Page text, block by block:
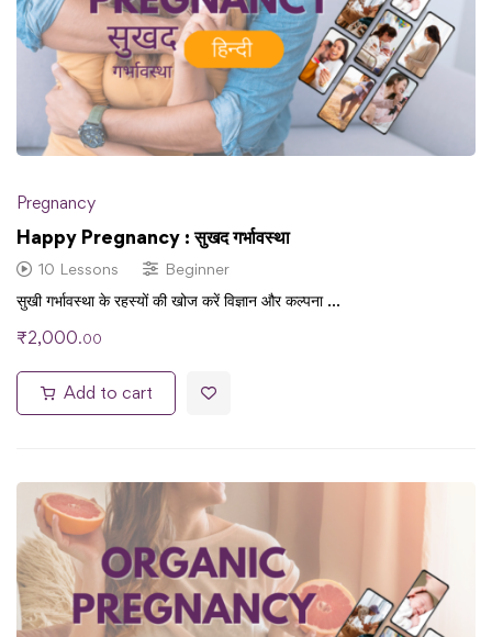
Pregnancy
Happy Pregnancy : सुखद गर्भावस्था
10 Lessons Beginner
सुखी गर्भावस्था के रहस्यों की खोज करें विज्ञान और कल्पना …
₹2,000.00
Add to cart